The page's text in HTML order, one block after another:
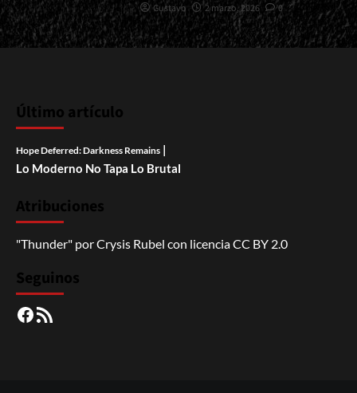
Gustavo 2 marzo, 2026 0
Último artículo
Hope Deferred: Darkness Remains |
Lo Moderno No Tapa Lo Brutal
Atribuciones
"Thunder" porCrysis Rubel con licenciaCC BY 2.0
Seguinos
Facebook
RSS